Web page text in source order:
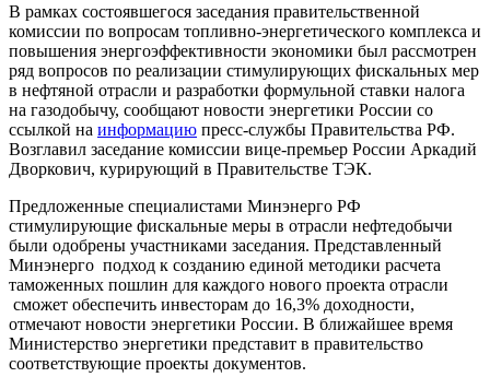
В рамках состоявшегося заседания правительственной
комиссии по вопросам топливно-энергетического комплекса и
повышения энергоэффективности экономики был рассмотрен
ряд вопросов по реализации стимулирующих фискальных мер
в нефтяной отрасли и разработки формульной ставки налога
на газодобычу, сообщают новости энергетики России со
ссылкой на информацию пресс-службы Правительства РФ.
Возглавил заседание комиссии вице-премьер России Аркадий
Дворкович, курирующий в Правительстве ТЭК.
Предложенные специалистами Минэнерго РФ
стимулирующие фискальные меры в отрасли нефтедобычи
были одобрены участниками заседания. Представленный
Минэнерго подход к созданию единой методики расчета
таможенных пошлин для каждого нового проекта отрасли
сможет обеспечить инвесторам до 16,3% доходности,
отмечают новости энергетики России. В ближайшее время
Министерство энергетики представит в правительство
соответствующие проекты документов.